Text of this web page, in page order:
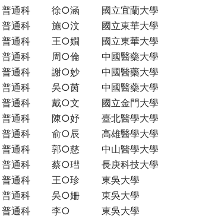
普通科
徐○涵 國立宜蘭大學
普通科
施○汶 國立東華大學
普通科
王○嫺 國立東華大學
普通科
周○倫 中國醫藥大學
普通科
謝○妙 中國醫藥大學
普通科
吳○茵 中國醫藥大學
普通科
戴○文 國立金門大學
普通科
陳○妤 臺北醫學大學
普通科
俞○辰 高雄醫學大學
普通科
郭○慈 中山醫學大學
普通科
蔡○㻰 長庚科技大學
普通科
王○珍 東吳大學
普通科
吳○姍 東吳大學
普通科
李○ 東吳大學